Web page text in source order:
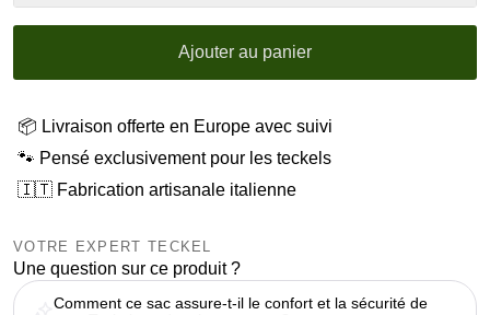
Ajouter au panier
📦 Livraison offerte en Europe avec suivi
🐾 Pensé exclusivement pour les teckels
🇮🇹 Fabrication artisanale italienne
VOTRE EXPERT TECKEL
Une question sur ce produit ?
Comment ce sac assure-t-il le confort et la sécurité de